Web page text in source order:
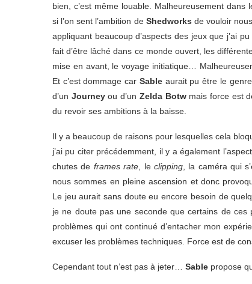
bien, c’est même louable. Malheureusement dans
si l’on sent l’ambition de Shedworks de vouloir
appliquant beaucoup d’aspects des jeux que j’ai
fait d’être lâché dans ce monde ouvert, les
mise en avant, le voyage initiatique…
Et c’est dommage car Sableaurait pu être le
d’un Journeyou d’un Zelda Botwmais force est
du revoir ses ambitions à la baisse.
Il y a beaucoup de raisons pour lesquelles cela
j’ai pu citer précédemment, il y a également
chutes de frames rate , le clipping, la caméra qui
nous sommes en pleine ascension et donc
Le jeu aurait sans doute eu encore besoin de
je ne doute pas une seconde que certains de ces
problèmes qui ont continué d’entacher mon
excuser les problèmes techniques. Force est de
Cependant tout n’est pas à jeter… Sable propose